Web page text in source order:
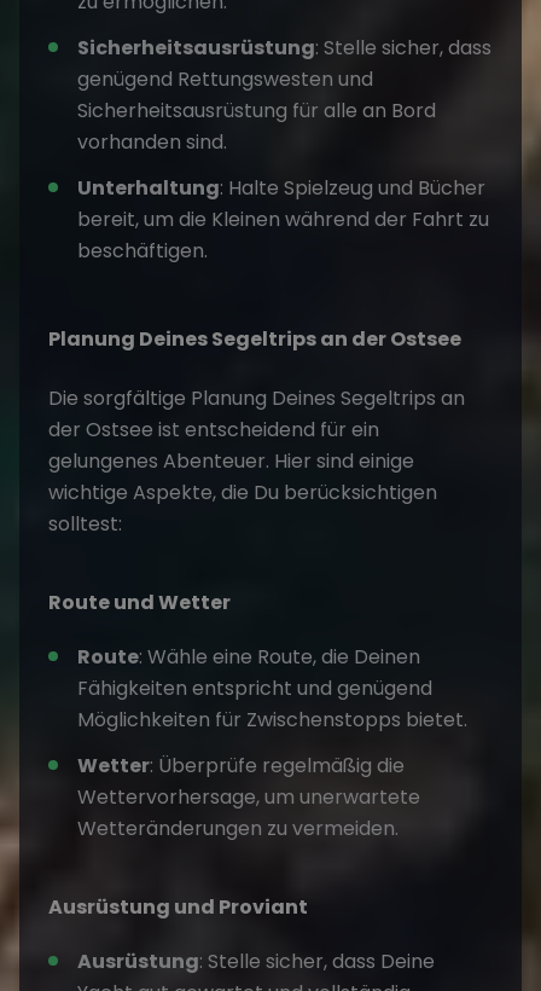
Sicherheitsausrüstung: Stelle sicher, dass
genügend Rettungswesten und
Sicherheitsausrüstung für alle an Bord
vorhanden sind.
Unterhaltung: Halte Spielzeug und Bücher
bereit, um die Kleinen während der Fahrt zu
beschäftigen.
Planung Deines Segeltrips an der Ostsee
Die sorgfältige Planung Deines Segeltrips an
der Ostsee ist entscheidend für ein
gelungenes Abenteuer. Hier sind einige
wichtige Aspekte, die Du berücksichtigen
solltest:
Route und Wetter
Route: Wähle eine Route, die Deinen
Fähigkeiten entspricht und genügend
Möglichkeiten für Zwischenstopps bietet.
Wetter: Überprüfe regelmäßig die
Wettervorhersage, um unerwartete
Wetteränderungen zu vermeiden.
Ausrüstung und Proviant
Ausrüstung: Stelle sicher, dass Deine